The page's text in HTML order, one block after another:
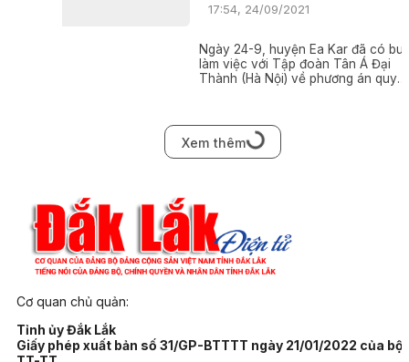
17:54, 24/09/2021
Ngày 24-9, huyện Ea Kar đã có
làm việc với Tập đoàn Tân Á Đại
Thành (Hà Nội) về phương án quy
Xem thêm
Cơ quan chủ quản:
Tỉnh ủy Đắk Lắk
Giấy phép xuất bản số 31/GP-BTTTT ngày 21/01/2022 của bộ